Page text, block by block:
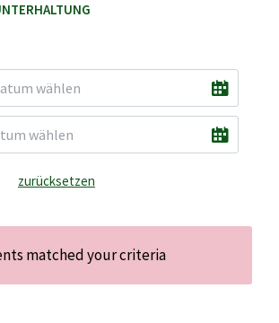
zurücksetzen
matched your criteria